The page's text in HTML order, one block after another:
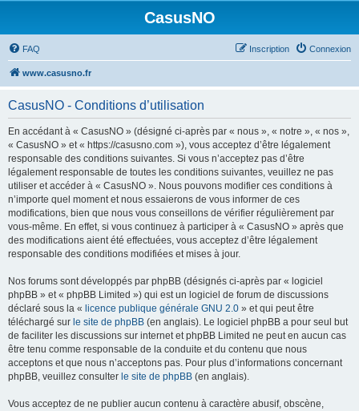
CasusNO
FAQ Connexion
Inscription
www.casusno.fr
CasusNO - Conditions d’utilisation
En accédant à « CasusNO » (désigné ci-après par « nous », « notre », « nos »,
« CasusNO » et « https://casusno.com »), vous acceptez d’être légalement
responsable des conditions suivantes. Si vous n’acceptez pas d’être
légalement responsable de toutes les conditions suivantes, veuillez ne pas
utiliser et accéder à « CasusNO ». Nous pouvons modifier ces conditions à
n’importe quel moment et nous essaierons de vous informer de ces
modifications, bien que nous vous conseillons de vérifier régulièrement par
vous-même. En effet, si vous continuez à participer à « CasusNO » après que
des modifications aient été effectuées, vous acceptez d’être légalement
responsable des conditions modifiées et mises à jour.
Nos forums sont développés par phpBB (désignés ci-après par « logiciel
phpBB » et « phpBB Limited ») qui est un logiciel de forum de discussions
déclaré sous la « licence publique générale GNU 2.0 » et qui peut être
téléchargé sur le site de phpBB (en anglais). Le logiciel phpBB a pour seul but
de faciliter les discussions sur internet et phpBB Limited ne peut en aucun cas
être tenu comme responsable de la conduite et du contenu que nous
acceptons et que nous n’acceptons pas. Pour plus d’informations concernant
phpBB, veuillez consulter le site de phpBB (en anglais).
Vous acceptez de ne publier aucun contenu à caractère abusif, obscène,